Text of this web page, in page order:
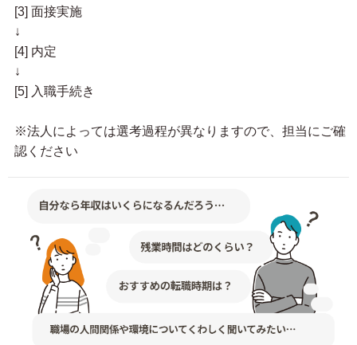
[3] 面接実施
↓
[4] 内定
↓
[5] 入職手続き
※法人によっては選考過程が異なりますので、担当にご確
認ください